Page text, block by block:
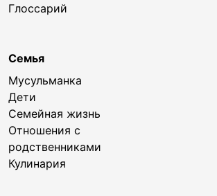
Глоссарий
Семья
Мусульманка
Дети
Семейная жизнь
Отношения с
родственниками
Кулинария